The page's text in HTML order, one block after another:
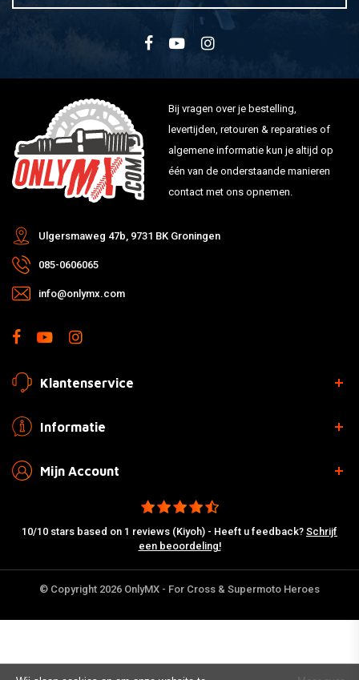
Bij vragen over je bestelling,
levertijden, retouren & reparaties of
algemene informatie kun je altijd op
één van de onderstaande manieren
contact met ons opnemen.
Ulgersmaweg 47b, 9731 BK Groningen
085-0606065
info@onlymx.com
Klantenservice
Informatie
Mijn Account
10/10 stars based on 1 reviews (Kiyoh) - Heeft u feedback? Schrijf
een beoordeling!
© Copyright 2026 OnlyMX - For Cross & Supermoto Heroes